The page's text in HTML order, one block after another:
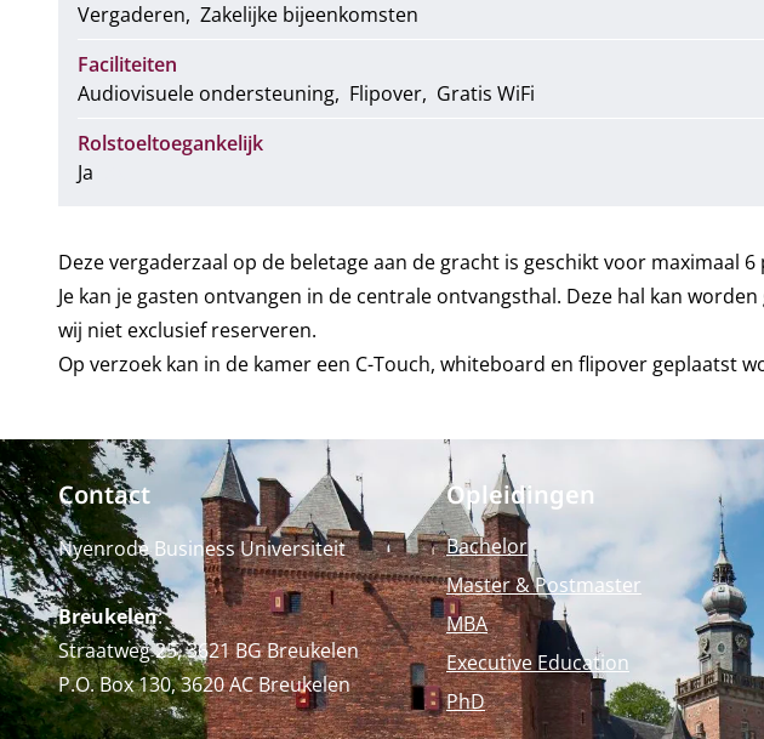
Vergaderen Zakelijke bijeenkomsten
Faciliteiten
Audiovisuele ondersteuning Flipover Gratis WiFi
Rolstoeltoegankelijk
Ja
Deze vergaderzaal op de beletage aan de gracht is geschikt voor maximaal 6
Je kan je gasten ontvangen in de centrale ontvangsthal. Deze hal kan
wij niet exclusief reserveren.
Op verzoek kan in de kamer een C-Touch, whiteboard en flipover geplaatst
Contact
Nyenrode Business Universiteit
Breukelen:
Straatweg 25, 3621 BG Breukelen
P.O. Box 130, 3620 AC Breukelen
Opleidingen
Bachelor
Master & Postmaster
MBA
Executive Education
PhD